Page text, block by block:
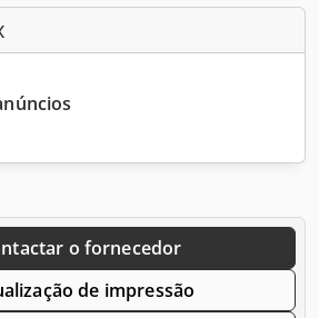
o fornecedor
de impressão